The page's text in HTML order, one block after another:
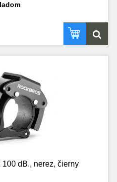
dB., nerez, čierny